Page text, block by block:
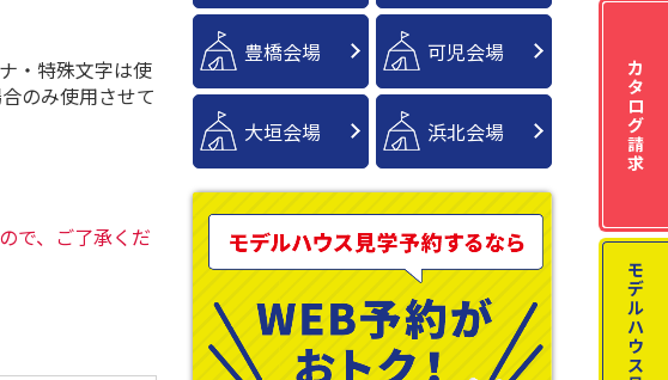
・特殊文字は使
のみ使用させて
で、ご了承くだ
豊橋会場 可児会場
大垣会場 浜北会場
カ
タ
ロ
グ
請
求
モ
デ
ル
ハ
ウ
ス